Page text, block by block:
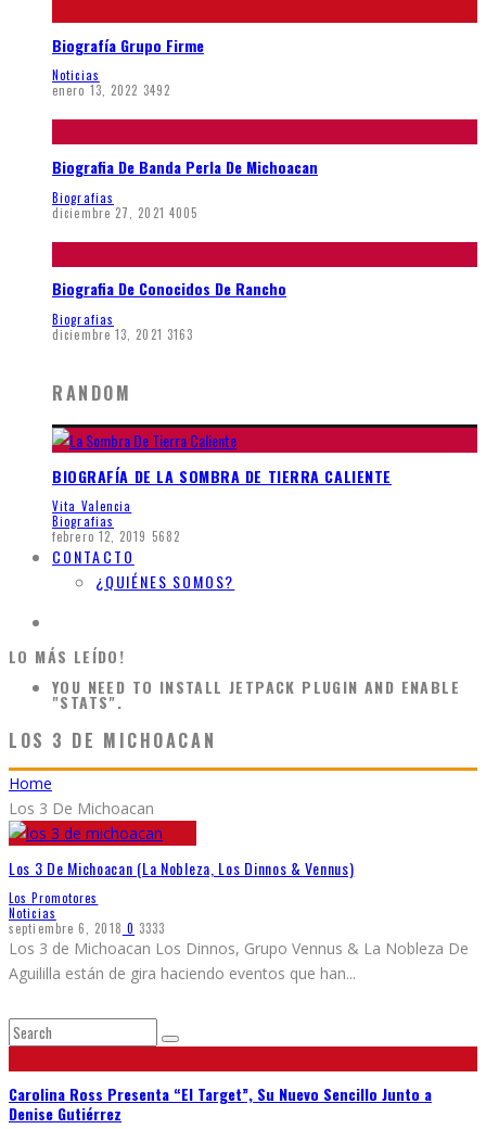
Biografía Grupo Firme
Noticias
enero 13, 2022 3492
Biografia De Banda Perla De Michoacan
Biografias
diciembre 27, 2021 4005
Biografia De Conocidos De Rancho
Biografias
diciembre 13, 2021 3163
RANDOM
BIOGRAFÍA DE LA SOMBRA DE TIERRA CALIENTE
Vita Valencia
Biografias
febrero 12, 2019 5682
CONTACTO
¿QUIÉNES SOMOS?
LO MÁS LEÍDO!
YOU NEED TO INSTALL JETPACK PLUGIN AND ENABLE
"STATS".
LOS 3 DE MICHOACAN
Home
Los 3 De Michoacan
Los 3 De Michoacan (La Nobleza, Los Dinnos & Vennus)
Los Promotores
Noticias
septiembre 6, 2018 0 3333
Los 3 de Michoacan Los Dinnos, Grupo Vennus & La Nobleza De
Aguililla están de gira haciendo eventos que han...
Carolina Ross Presenta “El Target”, Su Nuevo Sencillo Junto a
Denise Gutiérrez